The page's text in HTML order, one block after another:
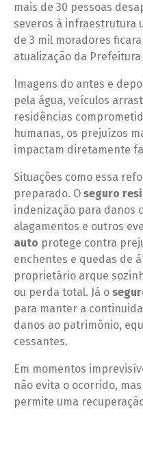
mais de 30 pessoas
severos à infraestrutura
de 3 mil moradores
atualização da
Imagens do antes e
pela água, veículos
residências
humanas, os prejuízos
impactam diretamente
Situações como essa
preparado. O seguro
indenização para danos
alagamentos e outros
auto protege contra
enchentes e quedas de
proprietário arque
ou perda total. Já o
para manter a
danos ao patrimônio,
cessantes.
Em momentos
não evita o ocorrido,
permite uma